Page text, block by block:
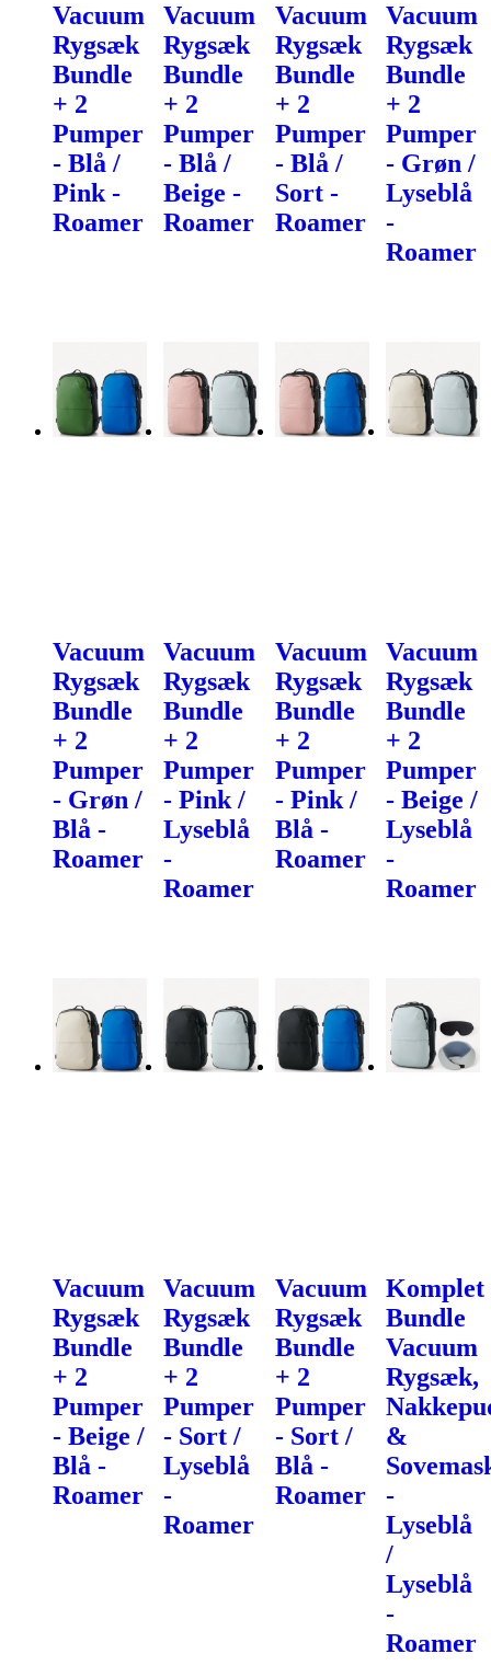
Vacuum
Rygsæk
Bundle
+ 2
Pumper
- Blå /
Pink -
Roamer
Vacuum
Rygsæk
Bundle
+ 2
Pumper
- Blå /
Beige -
Roamer
Vacuum
Rygsæk
Bundle
+ 2
Pumper
- Blå /
Sort -
Roamer
Vacuum
Rygsæk
Bundle
+ 2
Pumper
- Grøn /
Lyseblå
-
Roamer
Vacuum
Rygsæk
Bundle
+ 2
Pumper
- Grøn /
Blå -
Roamer
Vacuum
Rygsæk
Bundle
+ 2
Pumper
- Pink /
Lyseblå
-
Roamer
Vacuum
Rygsæk
Bundle
+ 2
Pumper
- Pink /
Blå -
Roamer
Vacuum
Rygsæk
Bundle
+ 2
Pumper
- Beige /
Lyseblå
-
Roamer
Vacuum
Rygsæk
Bundle
+ 2
Pumper
- Beige /
Blå -
Roamer
Vacuum
Rygsæk
Bundle
+ 2
Pumper
- Sort /
Lyseblå
-
Roamer
Vacuum
Rygsæk
Bundle
+ 2
Pumper
- Sort /
Blå -
Roamer
Komplet
Bundle
Vacuum
Rygsæk,
&
-
Lyseblå
/
Lyseblå
-
Roamer